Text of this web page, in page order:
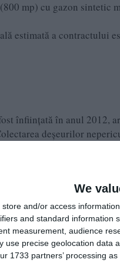
We
store and/or access
and standard information
measurement, audience
use precise geolocation data
1733 partners’ processing
mp) cu gazon sintetic
estimată a contractului
înființată în anul 2012,
deșeurilor
Salubritate Mircea Vodă